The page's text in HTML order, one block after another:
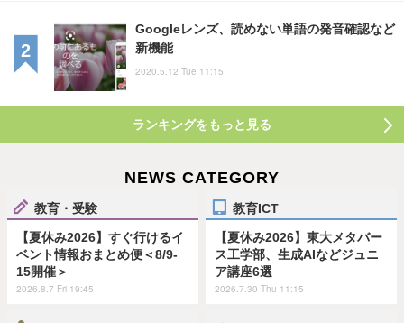
Googleレンズ、読めない単語の発音確認など
新機能
2020.5.12 Tue 11:15
ランキングをもっと見る
NEWS CATEGORY
教育・受験
【夏休み2026】すぐ行けるイ
ベント情報おまとめ便＜8/9-
15開催＞
2026.8.7 Fri 19:45
教育ICT
【夏休み2026】東大メタバー
ス工学部、生成AIなどジュニ
ア講座6選
2026.7.30 Thu 11:15